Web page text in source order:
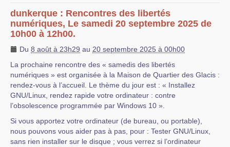
dunkerque : Rencontres des libertés
numériques, Le samedi 20 septembre 2025 de
10h00 à 12h00.
Du 8 août à 23h29 au 20 septembre 2025 à 00h00
La prochaine rencontre des « samedis des libertés
numériques » est organisée à la Maison de Quartier des Glacis :
rendez-vous à l’accueil. Le thème du jour est : « Installez
GNU/Linux, rendez rapide votre ordinateur : contre
l’obsolescence programmée par Windows 10 ».
Si vous apportez votre ordinateur (de bureau, ou portable),
nous pouvons vous aider pas à pas, pour : Tester GNU/Linux,
sans rien installer sur le disque ; vous verrez si l’ordinateur